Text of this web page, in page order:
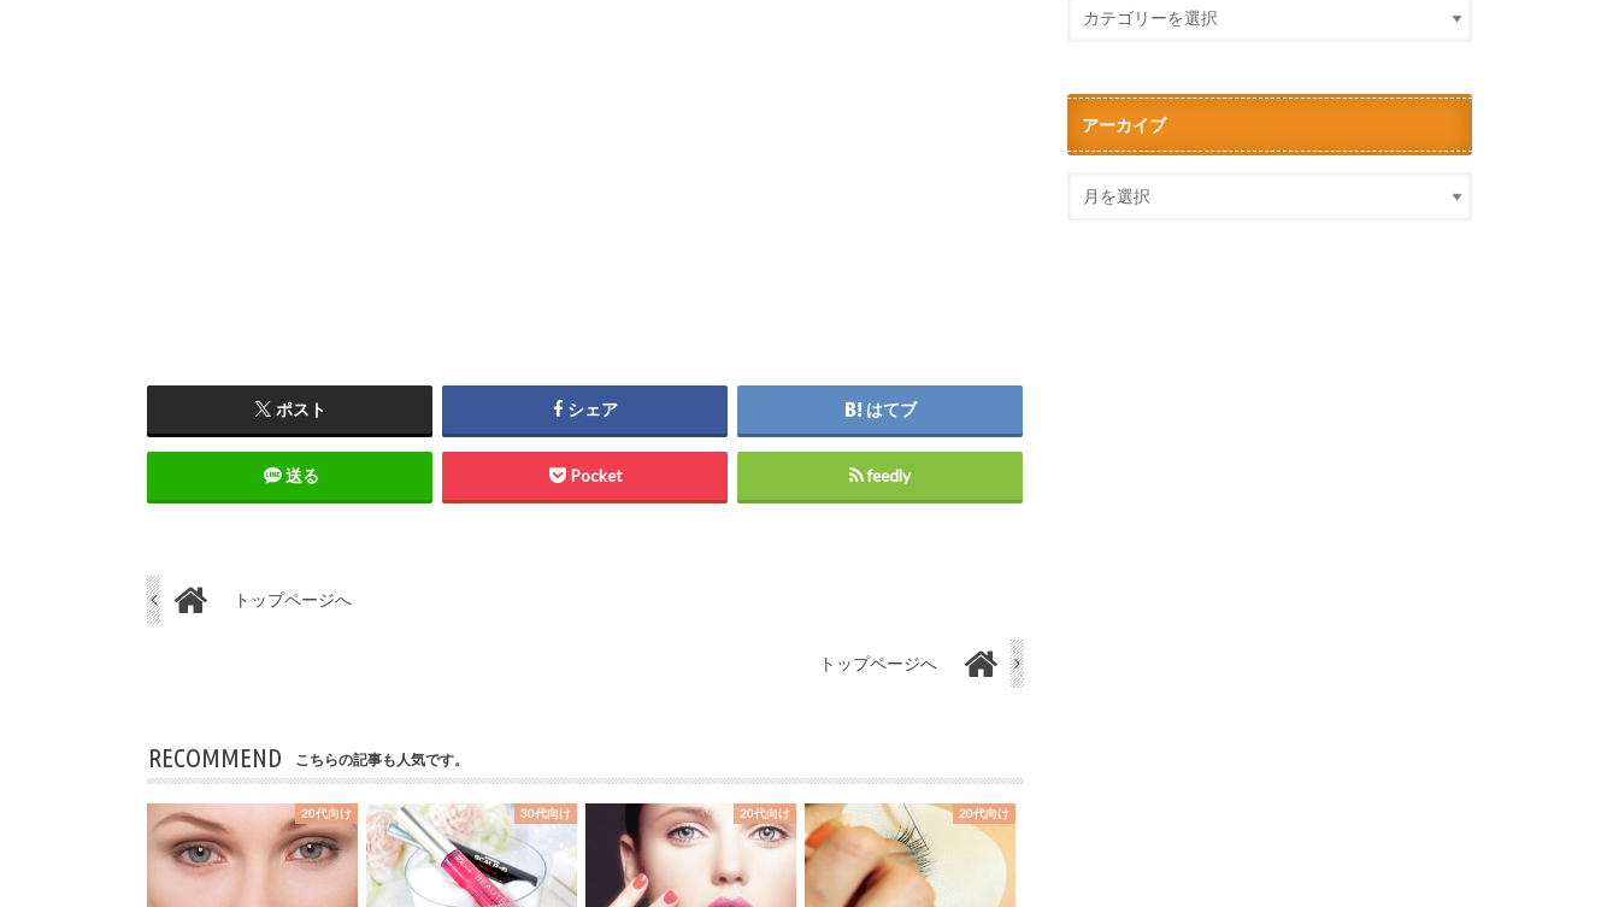
ポスト シェア はてブ
送る Pocket feedly
トップページへ
トップページへ
RECOMMEND こちらの記事も人気です。
20代向け 30代向け 20代向け 20代向け
アーカイブ